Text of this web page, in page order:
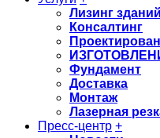
Лизинг зданий
Консалтинг
Фундамент
Доставка
Монтаж
Лазерная
Пресс-центр +